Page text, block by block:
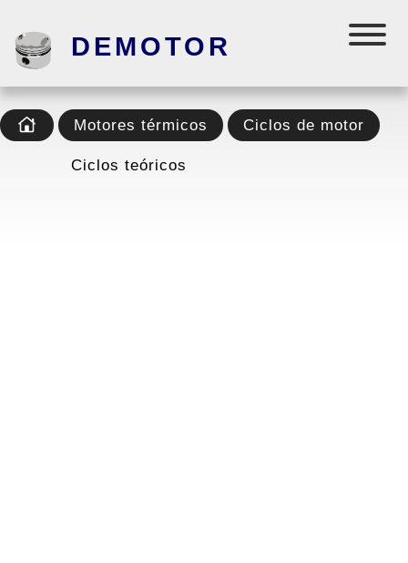
DEMOTOR
Motores térmicos Ciclos de motor
Ciclos teóricos